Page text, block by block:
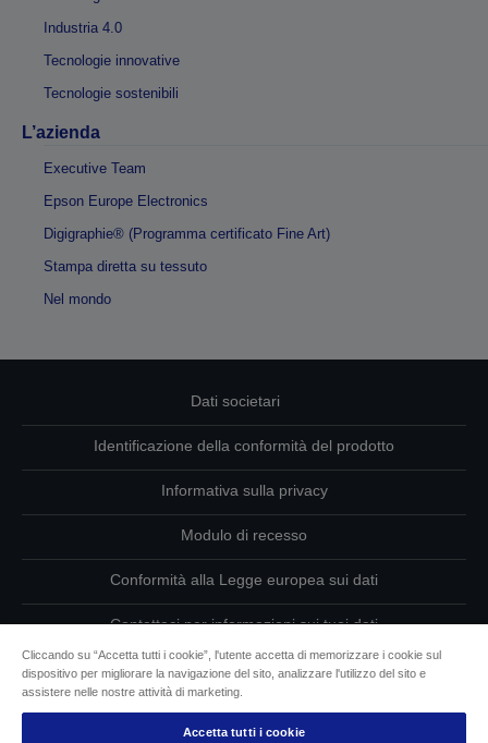
Industria 4.0
Tecnologie innovative
Tecnologie sostenibili
L’azienda
Executive Team
Epson Europe Electronics
Digigraphie® (Programma certificato Fine Art)
Stampa diretta su tessuto
Nel mondo
Dati societari
Identificazione della conformità del prodotto
Informativa sulla privacy
Modulo di recesso
Conformità alla Legge europea sui dati
Contattaci per informazioni sui tuoi dati
Informazioni sui cookie
L’impegno di Epson per l’accessibilità
Cliccando su “Accetta tutti i cookie”, l'utente accetta di memorizzare i cookie sul
dispositivo per migliorare la navigazione del sito, analizzare l'utilizzo del sito e
assistere nelle nostre attività di marketing.
Accetta tutti i cookie